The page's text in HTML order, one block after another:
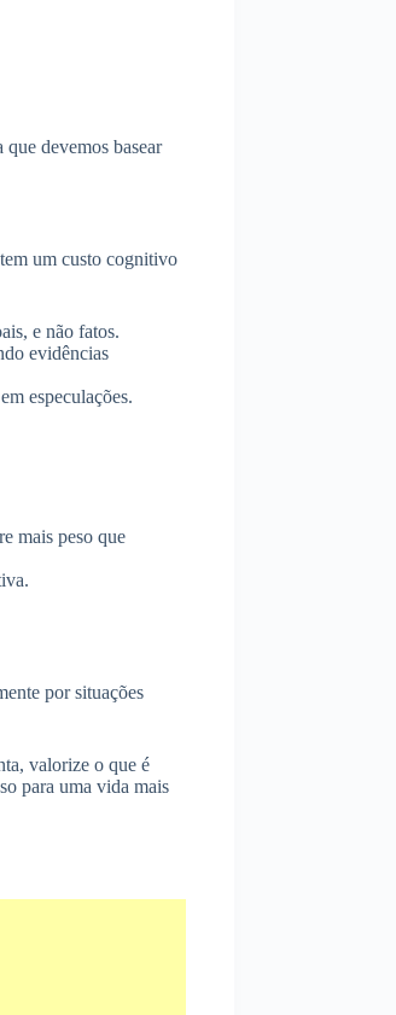
devemos basear
um custo cognitivo
e não fatos.
evidências
especulações.
mais peso que
por situações
valorize o que é
para uma vida mais